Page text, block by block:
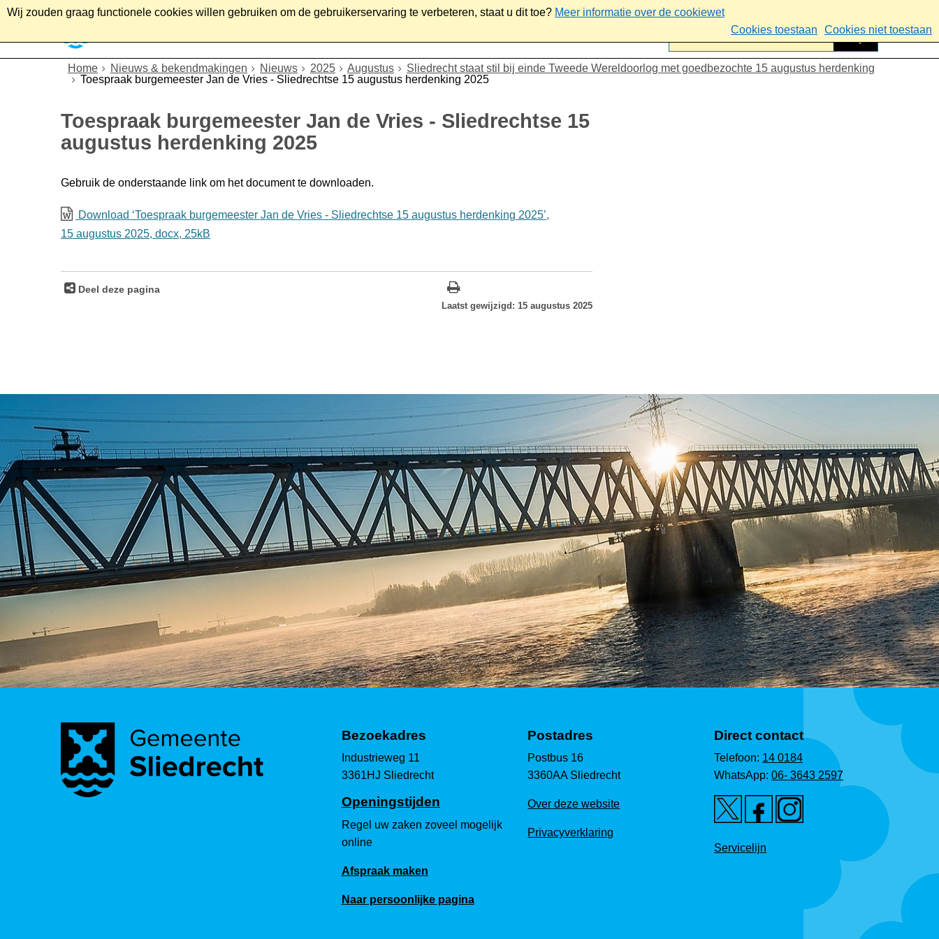
Wij zouden graag functionele cookies willen gebruiken om de gebruikerservaring te verbeteren, staat u dit toe? Meer informatie over de cookiewet
Cookies toestaan
Cookies niet toestaan
Home Nieuws & bekendmakingen Nieuws 2025 Augustus
Sliedrecht staat stil bij einde Tweede Wereldoorlog met goedbezochte 15 augustus herdenking
Toespraak burgemeester Jan de Vries - Sliedrechtse 15 augustus herdenking 2025
Toespraak burgemeester Jan de Vries - Sliedrechtse 15
augustus herdenking 2025
Gebruik de onderstaande link om het document te downloaden.
Download ‘Toespraak burgemeester Jan de Vries - Sliedrechtse 15 augustus herdenking 2025’,
15 augustus 2025, docx, 25kB
Deel deze pagina
Laatst gewijzigd: 15 augustus 2025
Bezoekadres
Industrieweg 11
3361HJ Sliedrecht
Openingstijden
Regel uw zaken zoveel mogelijk
online
Afspraak maken
Naar persoonlijke pagina
Postadres
Postbus 16
3360AA Sliedrecht
Over deze website
Privacyverklaring
Direct contact
Telefoon: 14 0184
WhatsApp:06- 3643 2597
Servicelijn